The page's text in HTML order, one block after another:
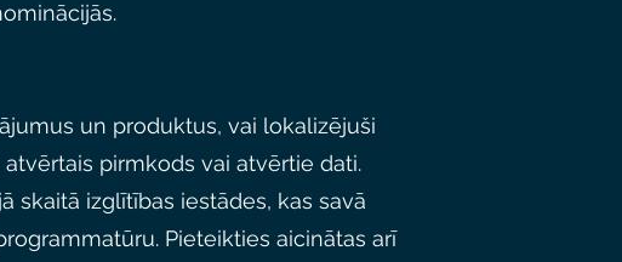
un produktus, vai lokalizējuši
pirmkods vai atvērtie dati.
skaitā izglītības iestādes, kas savā
Pieteikties aicinātas arī